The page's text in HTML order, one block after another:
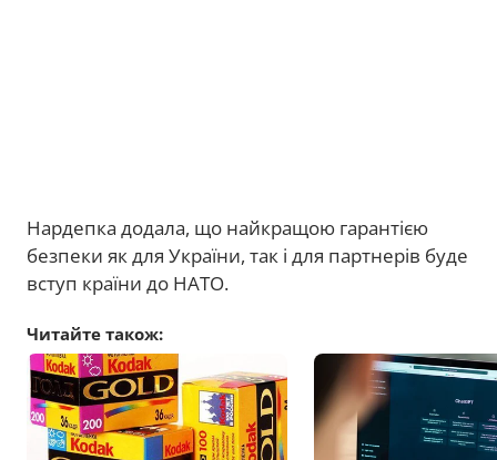
Нардепка додала, що найкращою гарантією
безпеки як для України, так і для партнерів буде
вступ країни до НАТО.
Читайте також: